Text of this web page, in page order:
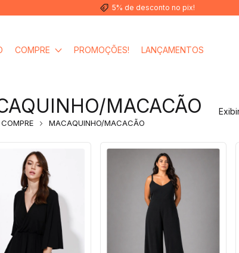
5% de desconto no pix!
COMPRE PROMOÇÕES! LANÇAMENTOS
MACACÃO
COMPRE MACAQUINHO/MACACÃO